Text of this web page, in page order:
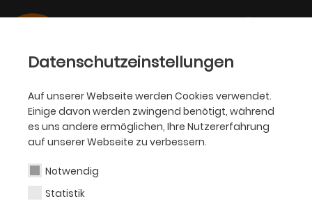
Datenschutzeinstellungen
Auf unserer Webseite werden Cookies verwendet.
Einige davon werden zwingend benötigt, während
es uns andere ermöglichen, Ihre Nutzererfahrung
auf unserer Webseite zu verbessern.
Notwendig
Statistik
OPER
Richard-Salvador
Wolff